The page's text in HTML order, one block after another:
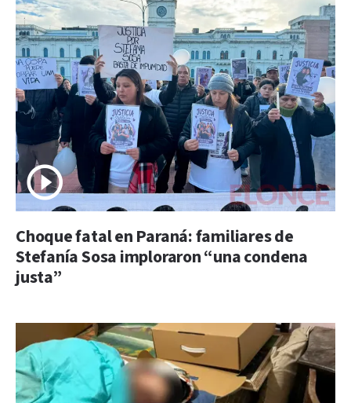
Choque fatal en Paraná: familiares de
Stefanía Sosa imploraron “una condena
justa”